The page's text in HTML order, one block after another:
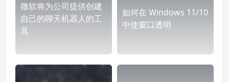
微软将为公司提供创建
自己的聊天机器人的工
具
如何在 Windows 11/10
中使窗口透明